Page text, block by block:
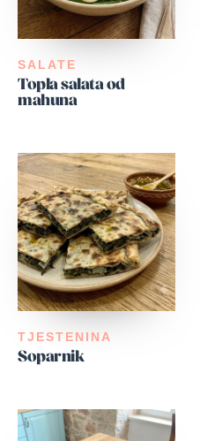
SALATE
Topla salata od
mahuna
TJESTENINA
Soparnik